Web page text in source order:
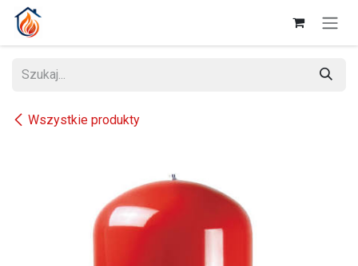
Przejdź do zawartości
Wszystkie produkty